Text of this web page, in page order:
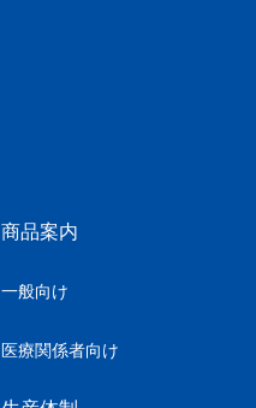
商品案内
一般向け
医療関係者向け